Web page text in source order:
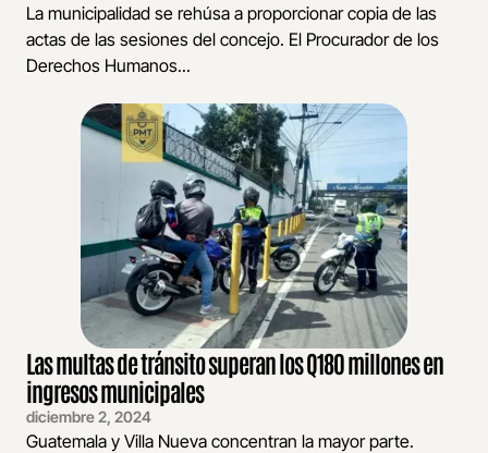
La municipalidad se rehúsa a proporcionar copia de las
actas de las sesiones del concejo. El Procurador de los
Derechos Humanos...
Las multas de tránsito superan los Q180 millones en
ingresos municipales
diciembre 2, 2024
Guatemala y Villa Nueva concentran la mayor parte.